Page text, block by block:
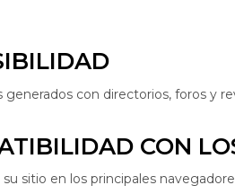
generados con directorios, foros y
CON
sitio en los principales